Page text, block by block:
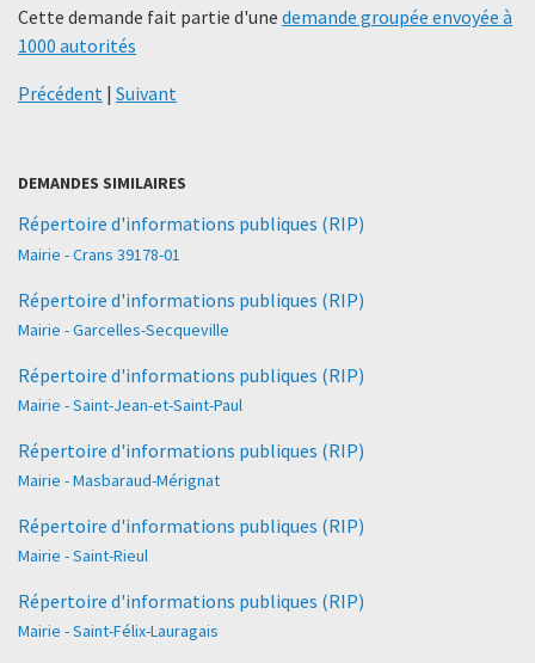
Cette demande fait partie d'une demande groupée envoyée à
1000 autorités
Précédent | Suivant
DEMANDES SIMILAIRES
Répertoire d'informations publiques (RIP)
Mairie - Crans 39178-01
Répertoire d'informations publiques (RIP)
Mairie - Garcelles-Secqueville
Répertoire d'informations publiques (RIP)
Mairie - Saint-Jean-et-Saint-Paul
Répertoire d'informations publiques (RIP)
Mairie - Masbaraud-Mérignat
Répertoire d'informations publiques (RIP)
Mairie - Saint-Rieul
Répertoire d'informations publiques (RIP)
Mairie - Saint-Félix-Lauragais